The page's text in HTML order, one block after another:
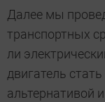
Далее мы
транспортных
ли
двигатель
альтернативой